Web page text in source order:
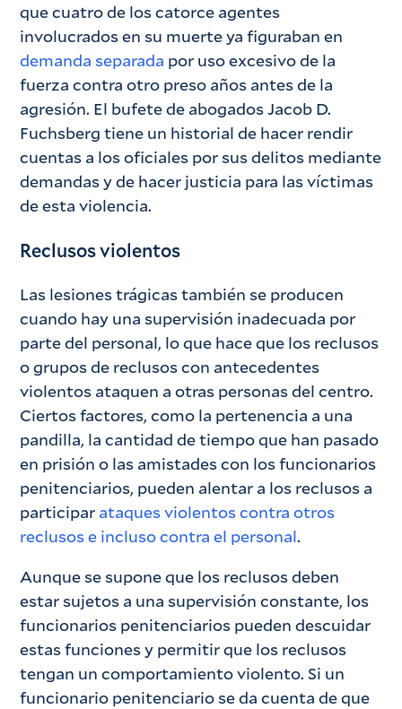
que cuatro de los catorce agentes
involucrados en su muerte ya figuraban en
demanda separada por uso excesivo de la
fuerza contra otro preso años antes de la
agresión. El bufete de abogados Jacob D.
Fuchsberg tiene un historial de hacer rendir
cuentas a los oficiales por sus delitos mediante
demandas y de hacer justicia para las víctimas
de esta violencia.
Reclusos violentos
Las lesiones trágicas también se producen
cuando hay una supervisión inadecuada por
parte del personal, lo que hace que los reclusos
o grupos de reclusos con antecedentes
violentos ataquen a otras personas del centro.
Ciertos factores, como la pertenencia a una
pandilla, la cantidad de tiempo que han pasado
en prisión o las amistades con los funcionarios
penitenciarios, pueden alentar a los reclusos a
participar ataques violentos contra otros
reclusos e incluso contra el personal.
Aunque se supone que los reclusos deben
estar sujetos a una supervisión constante, los
funcionarios penitenciarios pueden descuidar
estas funciones y permitir que los reclusos
tengan un comportamiento violento. Si un
funcionario penitenciario se da cuenta de que